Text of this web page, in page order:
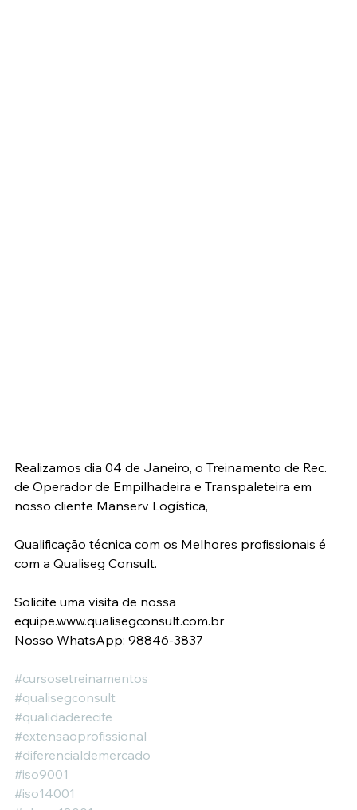
Realizamos dia 04 de Janeiro, o Treinamento de Rec.
de Operador de Empilhadeira e Transpaleteira em
nosso cliente Manserv Logística,
Qualificação técnica com os Melhores profissionais é
com a Qualiseg Consult.
Solicite uma visita de nossa
equipe.www.qualisegconsult.com.br
Nosso WhatsApp: 98846-3837
#cursosetreinamentos
#qualisegconsult
#qualidaderecife
#extensaoprofissional
#diferencialdemercado
#iso9001
#iso14001